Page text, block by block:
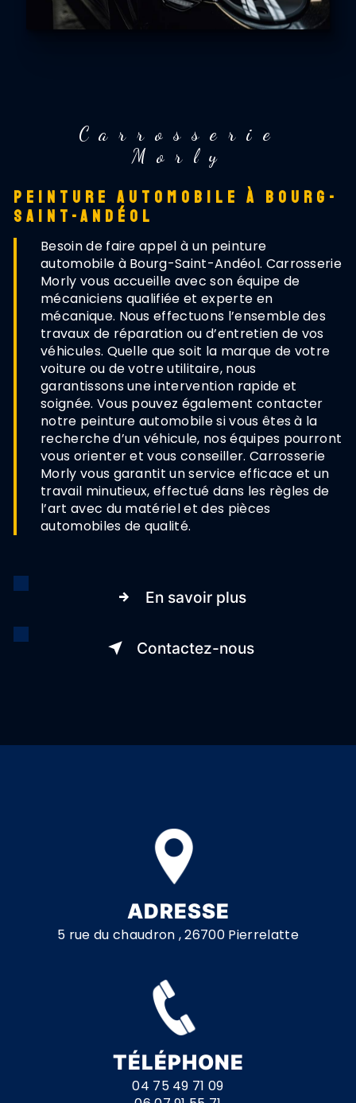
Carrosserie
Morly
PEINTURE AUTOMOBILE À BOURG-
SAINT-ANDÉOL
Besoin de faire appel à un peinture
automobile à Bourg-Saint-Andéol. Carrosserie
Morly vous accueille avec son équipe de
mécaniciens qualifiée et experte en
mécanique. Nous effectuons l’ensemble des
travaux de réparation ou d’entretien de vos
véhicules. Quelle que soit la marque de votre
voiture ou de votre utilitaire, nous
garantissons une intervention rapide et
soignée. Vous pouvez également contacter
notre peinture automobile si vous êtes à la
recherche d’un véhicule, nos équipes pourront
vous orienter et vous conseiller. Carrosserie
Morly vous garantit un service efficace et un
travail minutieux, effectué dans les règles de
l’art avec du matériel et des pièces
automobiles de qualité.
En savoir plus
Contactez-nous
ADRESSE
5 rue du chaudron , 26700 Pierrelatte
TÉLÉPHONE
04 75 49 71 09